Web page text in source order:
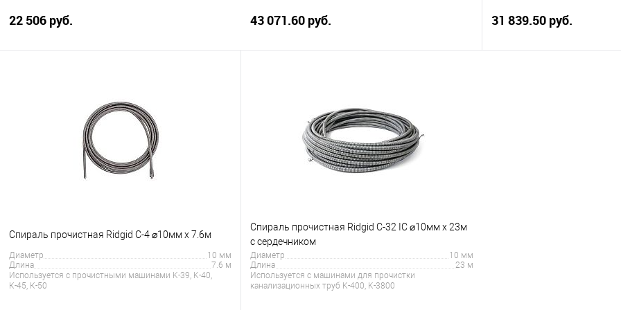
22 506 руб.
Сравнение
В наличии
43 071.60 руб.
Купить в 1 клик
Сравнение
В избранное
В наличии
31 839.50 руб.
Спираль прочистная Ridgid C-4 ⌀10мм x 7.6м
Диаметр
10 мм
Длина
7.6 м
Используется с прочистными машинами K-39, K-40,
К-45, К-50
Спираль прочистная Ridgid C-32 IC ⌀10мм x 23м
с сердечником
Диаметр
10 мм
Длина
23 м
Используется с машинами для прочистки
канализационных труб K-400, K-3800